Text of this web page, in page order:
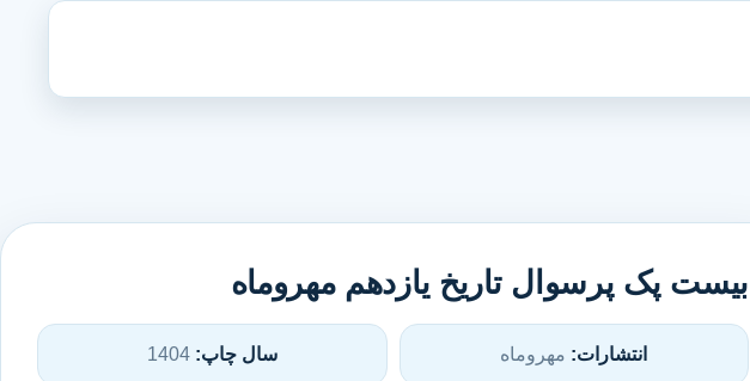
بیست پک پرسوال تاریخ یازدهم مهروماه
انتشارات: مهروماه سال چاپ: 1404